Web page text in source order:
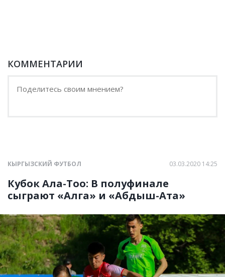
КОММЕНТАРИИ
КЫРГЫЗСКИЙ ФУТБОЛ 03.03.2020 14:25
Кубок Ала-Тоо: В полуфинале
сыграют «Алга» и «Абдыш-Ата»